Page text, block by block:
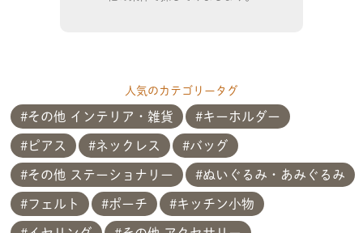
人気のカテゴリータグ
その他 インテリア・雑貨 キーホルダー
ピアス ネックレス バッグ
その他 ステーショナリー ぬいぐるみ・あみぐるみ
フェルト ポーチ キッチン小物